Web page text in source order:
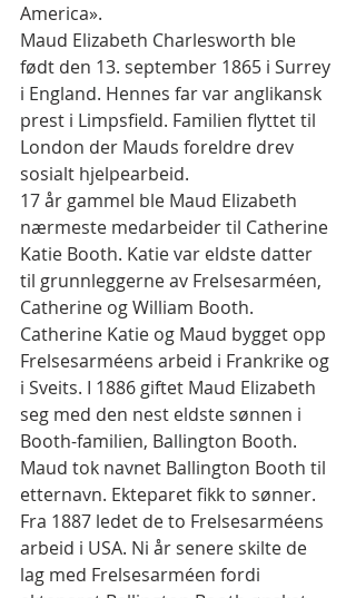
America».
Maud Elizabeth Charlesworth ble
født den 13. september 1865 i Surrey
i England. Hennes far var anglikansk
prest i Limpsfield. Familien flyttet til
London der Mauds foreldre drev
sosialt hjelpearbeid.
17 år gammel ble Maud Elizabeth
nærmeste medarbeider til Catherine
Katie Booth. Katie var eldste datter
til grunnleggerne av Frelsesarméen,
Catherine og William Booth.
Catherine Katie og Maud bygget opp
Frelsesarméens arbeid i Frankrike og
i Sveits. I 1886 giftet Maud Elizabeth
seg med den nest eldste sønnen i
Booth-familien, Ballington Booth.
Maud tok navnet Ballington Booth til
etternavn. Ekteparet fikk to sønner.
Fra 1887 ledet de to Frelsesarméens
arbeid i USA. Ni år senere skilte de
lag med Frelsesarméen fordi